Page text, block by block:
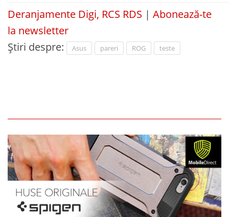
Deranjamente Digi, RCS RDS | Abonează-te
la newsletter
Știri despre:
Asus pareri ROG teste